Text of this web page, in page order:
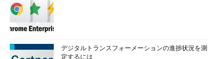
デジタルトランスフォーメーションの進捗状況を測
定するには